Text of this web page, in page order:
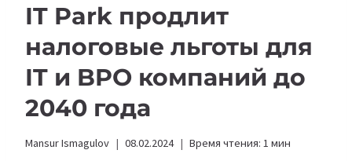
IT Park продлит
налоговые льготы для
IT и BPO компаний до
2040 года
Mansur Ismagulov 08.02.2024 Время чтения: 1 мин